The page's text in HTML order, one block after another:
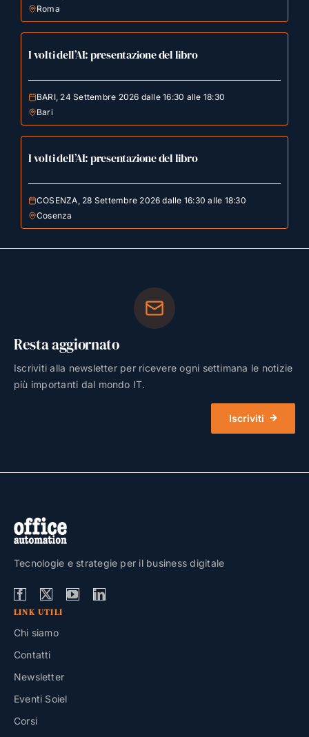
Roma
I volti dell’AI: presentazione del libro
BARI, 24 Settembre 2026 dalle 16:30 alle 18:30
Bari
I volti dell’AI: presentazione del libro
COSENZA, 28 Settembre 2026 dalle 16:30 alle 18:30
Cosenza
Resta aggiornato
Iscriviti alla newsletter per ricevere ogni settimana le notizie
più importanti dal mondo IT.
Iscriviti
Tecnologie e strategie per il business digitale
LINK UTILI
Chi siamo
Contatti
Newsletter
Eventi Soiel
Corsi